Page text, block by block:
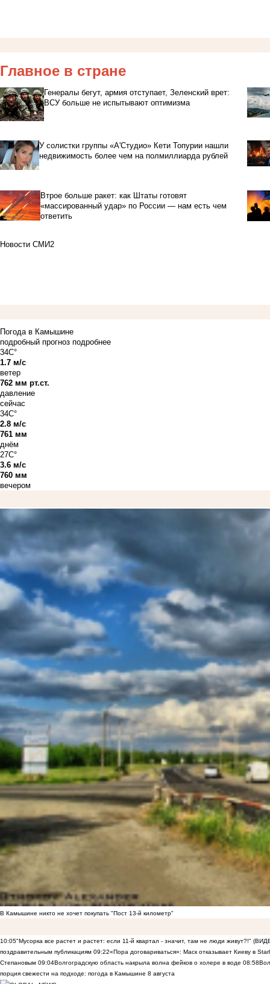
Главное в стране
Генералы бегут, армия отступает, Зеленский врет:
ВСУ больше не испытывают оптимизма
У солистки группы «А'Студио» Кети Топурии нашли
недвижимость более чем на полмиллиарда рублей
Втрое больше ракет: как Штаты готовят
«массированный удар» по России — нам есть чем
ответить
Новости СМИ2
Погода в Камышине
подробный прогноз подробнее
34C°
1.7 м/с
ветер
762 мм рт.ст.
давление
сейчас
34C°
2.8 м/с
761 мм
днём
27C°
3.6 м/с
760 мм
вечером
В Камышине никто не хочет покупать "Пост 13-й километр"
10:05"Мусорка все растет и растет: если 11-й квартал - значит, там не люди живут?!"
поздравительным публикациям 09:22«Пора договариваться»: Маск отказывает Киеву в
Степановым 09:04Волгоградскую область накрыла волна фейков о холере в воде 08:58
порция свежести на подходе: погода в Камышине 8 августа